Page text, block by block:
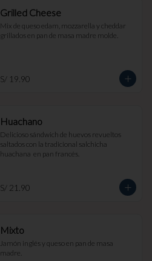
Grilled Cheese
Mix de queso edam, mozzarella y cheddar
grillados en pan de masa madre molde.
S/ 19.90
Huachano
Delicioso sándwich de huevos revueltos
saltados con la tradicional salchicha
huachana  en pan francés.
S/ 21.90
Mixto
Jamón inglés y queso en pan de masa
madre.